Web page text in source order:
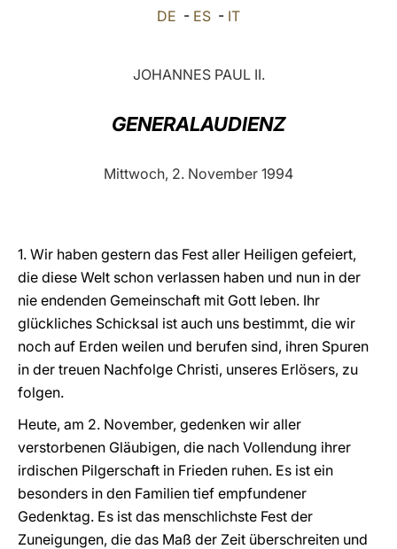
DE - ES - IT
JOHANNES PAUL II.
GENERALAUDIENZ
Mittwoch, 2. November 1994
1. Wir haben gestern das Fest aller Heiligen gefeiert,
die diese Welt schon verlassen haben und nun in der
nie endenden Gemeinschaft mit Gott leben. Ihr
glückliches Schicksal ist auch uns bestimmt, die wir
noch auf Erden weilen und berufen sind, ihren Spuren
in der treuen Nachfolge Christi, unseres Erlösers, zu
folgen.
Heute, am 2. November, gedenken wir aller
verstorbenen Gläubigen, die nach Vollendung ihrer
irdischen Pilgerschaft in Frieden ruhen. Es ist ein
besonders in den Familien tief empfundener
Gedenktag. Es ist das menschlichste Fest der
Zuneigungen, die das Maß der Zeit überschreiten und